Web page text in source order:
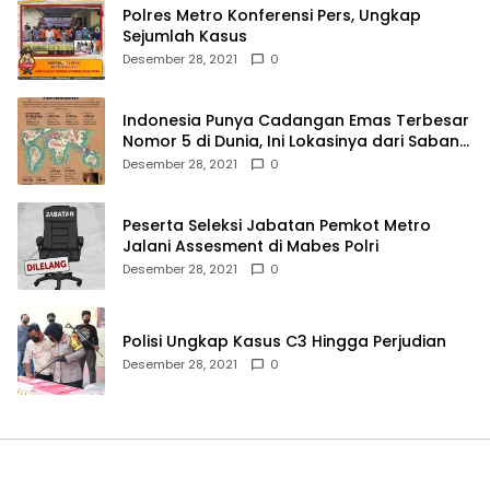
Polres Metro Konferensi Pers, Ungkap
Sejumlah Kasus
Desember 28, 2021 0
Indonesia Punya Cadangan Emas Terbesar
Nomor 5 di Dunia, Ini Lokasinya dari Sabang
hingga Merauke
Desember 28, 2021 0
Peserta Seleksi Jabatan Pemkot Metro
Jalani Assesment di Mabes Polri
Desember 28, 2021 0
Polisi Ungkap Kasus C3 Hingga Perjudian
Desember 28, 2021 0